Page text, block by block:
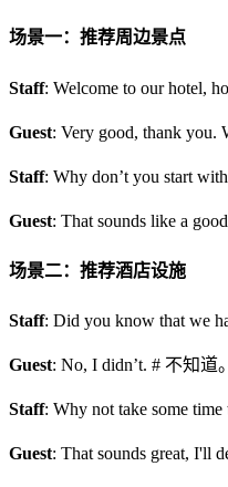
场景一：推荐周边景点
Staff: Welcome to our hotel,
Guest: Very good, thank
Staff: Why don’t you start
Guest: That sounds like a
场景二：推荐酒店设施
Staff: Did you know that we
Guest: No, I didn’t. # 不知道。
Staff: Why not take some
Guest: That sounds great, I'll